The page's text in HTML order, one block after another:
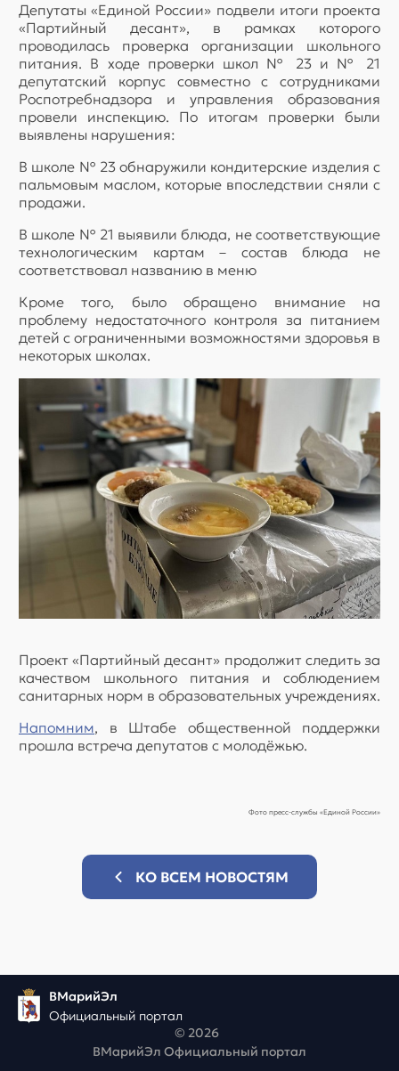
Депутаты «Единой России» подвели итоги проекта
«Партийный десант», в рамках которого
проводилась проверка организации школьного
питания. В ходе проверки школ № 23 и № 21
депутатский корпус совместно с сотрудниками
Роспотребнадзора и управления образования
провели инспекцию. По итогам проверки были
выявлены нарушения:
В школе № 23 обнаружили кондитерские изделия с
пальмовым маслом, которые впоследствии сняли с
продажи.
В школе № 21 выявили блюда, не соответствующие
технологическим картам – состав блюда не
соответствовал названию в меню
Кроме того, было обращено внимание на
проблему недостаточного контроля за питанием
детей с ограниченными возможностями здоровья в
некоторых школах.
Проект «Партийный десант» продолжит следить за
качеством школьного питания и соблюдением
санитарных норм в образовательных учреждениях.
Напомним, в Штабе общественной поддержки
прошла встреча депутатов с молодёжью.
Фото пресс-службы «Единой России»
КО ВСЕМ НОВОСТЯМ
ВМарийЭл
Официальный портал
© 2026
ВМарийЭл Официальный портал